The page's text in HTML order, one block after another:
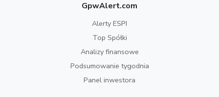
GpwAlert.com
Alerty ESPI
Top Spółki
Analizy finansowe
Podsumowanie tygodnia
Panel inwestora